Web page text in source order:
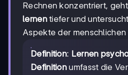
Rechnen konzentriert,
lernentiefer und
Aspekte der menschlichen
Definition: Lernen
Definition umfasst die